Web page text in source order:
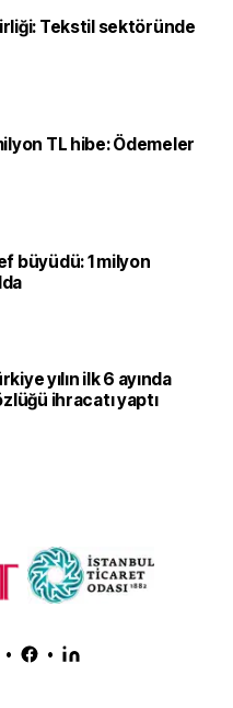
Tekstil sektöründe
TL hibe: Ödemeler
büyüdü: 1 milyon
yılın ilk 6 ayında
ihracatı yaptı
• •